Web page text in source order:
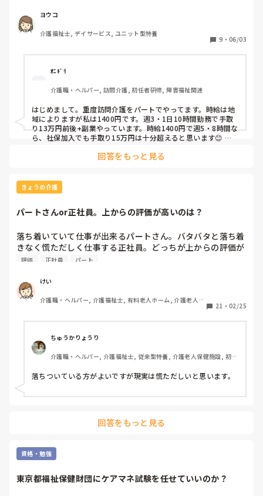
ないイメージがあります。
訪問介護は、扶養内パートの方が多いのでしょうか？
社保に加入して正社員ではなくパートとして仕事をしたいと
ヨウコ
介護福祉士, デイサービス, ユニット型特養
9 ・ 06/03
ｵﾆｷﾞﾘ
介護職・ヘルパー, 訪問介護, 初任者研修, 障害福祉関連
はじめまして。重度訪問介護をパートでやってます。時給は地
域によりますが私は1400円です。週3・1日10時間勤務で手取
り13万円前後+副業やっています。時給1400円で週5・8時間な
ら、社保加入でも手取り15万円は十分超えると思います😊 よ
回答をもっと見る
きょうの介護
パートさんor正社員。上からの評価が高いのは？
落ち着いていて仕事が出来るパートさん。バタバタと落ち着
きなく慌ただしく仕事する正社員。どっちが上からの評価が
高いですか？
評価 正社員 パート
けい
介護職・ヘルパー, 介護福祉士, 有料老人ホーム, 介護老人保
21 ・ 02/25
ちゅうかりょうり
介護職・ヘルパー, 介護福祉士, 従来型特養, 介護老人保健施設, 初任
落ちついている方がよいですが現実は慌ただしいと思います。
回答をもっと見る
資格・勉強
東京都福祉保健財団にケアマネ試験を任せていいのか？